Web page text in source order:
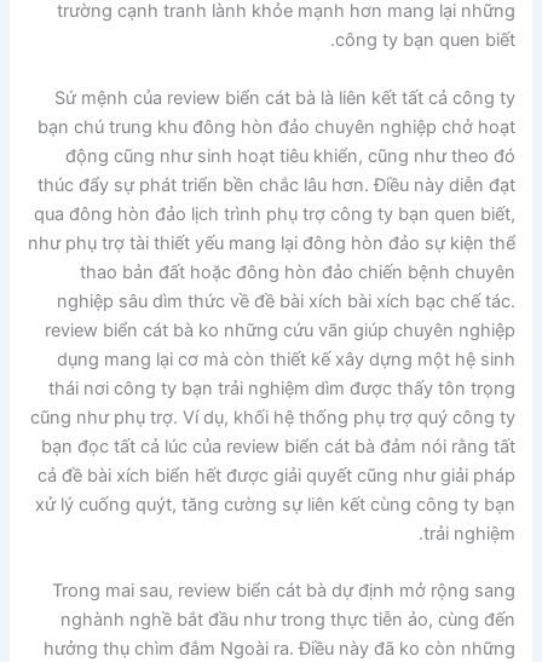
trường cạnh tranh lành khỏe mạnh hơn mang lại những
công ty bạn quen biết.
Sứ mệnh của review biển cát bà là liên kết tất cả công ty
bạn chú trung khu đông hòn đảo chuyên nghiệp chở hoạt
động cũng như sinh hoạt tiêu khiển, cũng như theo đó
thúc đẩy sự phát triển bền chắc lâu hơn. Điều này diễn đạt
qua đông hòn đảo lịch trình phụ trợ công ty bạn quen biết,
như phụ trợ tài thiết yếu mang lại đông hòn đảo sự kiện thể
thao bản đất hoặc đông hòn đảo chiến bệnh chuyên
nghiệp sâu dìm thức về đề bài xích bài xích bạc chế tác.
review biển cát bà ko những cứu vãn giúp chuyên nghiệp
dụng mang lại cơ mà còn thiết kế xây dựng một hệ sinh
thái nơi công ty bạn trải nghiệm dìm được thấy tôn trọng
cũng như phụ trợ. Ví dụ, khối hệ thống phụ trợ quý công ty
bạn đọc tất cả lúc của review biển cát bà đảm nói rằng tất
cả đề bài xích biển hết được giải quyết cũng như giải pháp
xử lý cuống quýt, tăng cường sự liên kết cùng công ty bạn
trải nghiệm.
Trong mai sau, review biển cát bà dự định mở rộng sang
nghành nghề bắt đầu như trong thực tiễn ảo, cùng đến
hưởng thụ chìm đắm Ngoài ra. Điều này đã ko còn những